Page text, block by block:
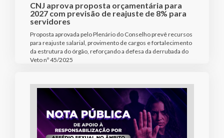
CNJ aprova proposta orçamentária para
2027 com previsão de reajuste de 8% para
servidores
Proposta aprovada pelo Plenário do Conselho prevê recursos
para reajuste salarial, provimento de cargos e fortalecimento
da estrutura do órgão, reforçando a defesa da derrubada do
Veto nº 45/2025